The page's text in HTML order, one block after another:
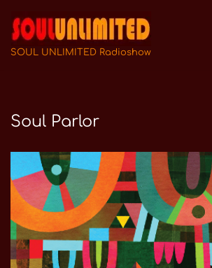
Zum
Inhalt
SOUL UNLIMITED Radioshow
Soul Parlor